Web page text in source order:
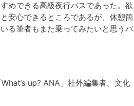
めできる高級夜行バスであった。欲
安心できるところであるが、休憩箇
る筆者もまた乗ってみたいと思うバ
up? ANA」社外編集者。文化